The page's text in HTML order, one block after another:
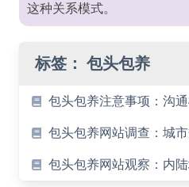
这种关系模式。
标签： 包头包养
包头包养注意事项：沟
包头包养网站调查：城
包头包养网站观察：内